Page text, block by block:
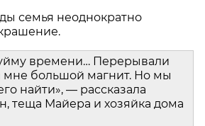
семья неоднократно
времени… Перерывали
мне большой магнит. Но мы
найти», — рассказала
теща Майера и хозяйка дома